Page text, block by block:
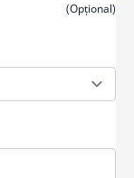
(Opțional)